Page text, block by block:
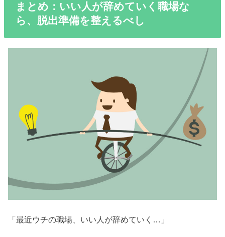
まとめ：いい人が辞めていく職場な
ら、脱出準備を整えるべし
「最近ウチの職場、いい人が辞めていく…」